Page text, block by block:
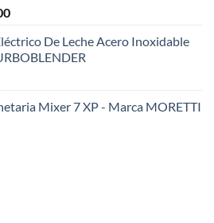
De Leche Acero Inoxidable
Mixer 7 XP - Marca MORETTI